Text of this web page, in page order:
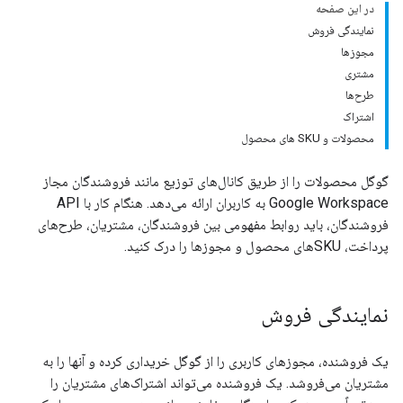
در این صفحه
نمایندگی فروش
مجوزها
مشتری
طرح‌ها
اشتراک
محصولات و SKU های محصول
گوگل محصولات را از طریق کانال‌های توزیع مانند فروشندگان مجاز
Google Workspace به کاربران ارائه می‌دهد. هنگام کار با API
فروشندگان، باید روابط مفهومی بین فروشندگان، مشتریان، طرح‌های
پرداخت، SKUهای محصول و مجوزها را درک کنید.
نمایندگی فروش
یک فروشنده، مجوزهای کاربری را از گوگل خریداری کرده و آنها را به
مشتریان می‌فروشد. یک فروشنده می‌تواند اشتراک‌های مشتریان را